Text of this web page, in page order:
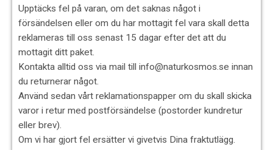
Upptäcks fel på varan, om det saknas något i
försändelsen eller om du har mottagit fel vara skall detta
reklameras till oss senast 15 dagar efter det att du
mottagit ditt paket.
Kontakta alltid oss via mail till info@naturkosmos.se innan
du returnerar något.
Använd sedan vårt reklamationspapper om du skall skicka
varor i retur med postförsändelse (postorder kundretur
eller brev).
Om vi har gjort fel ersätter vi givetvis Dina fraktutlägg.